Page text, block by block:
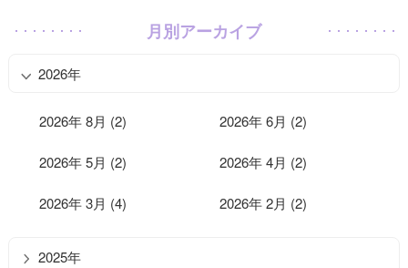
月別アーカイブ
2026年
2026年 8月 (2) 2026年 6月 (2)
2026年 5月 (2) 2026年 4月 (2)
2026年 3月 (4) 2026年 2月 (2)
2025年